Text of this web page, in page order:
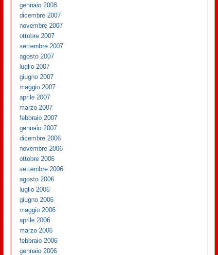
gennaio 2008
dicembre 2007
novembre 2007
ottobre 2007
settembre 2007
agosto 2007
luglio 2007
giugno 2007
maggio 2007
aprile 2007
marzo 2007
febbraio 2007
gennaio 2007
dicembre 2006
novembre 2006
ottobre 2006
settembre 2006
agosto 2006
luglio 2006
giugno 2006
maggio 2006
aprile 2006
marzo 2006
febbraio 2006
gennaio 2006